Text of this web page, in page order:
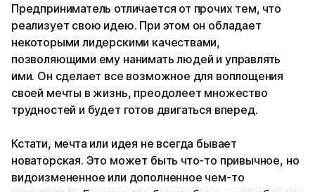
Предприниматель отличается от прочих тем, что
реализует свою идею. При этом он обладает
некоторыми лидерскими качествами,
позволяющими ему нанимать людей и управлять
ими. Он сделает все возможное для воплощения
своей мечты в жизнь, преодолеет множество
трудностей и будет готов двигаться вперед.
Кстати, мечта или идея не всегда бывает
новаторская. Это может быть что-то привычное, но
видоизмененное или дополненное чем-то